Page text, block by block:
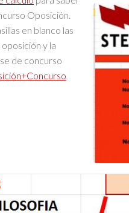
Oposición.
en blanco las
y la
de concurso